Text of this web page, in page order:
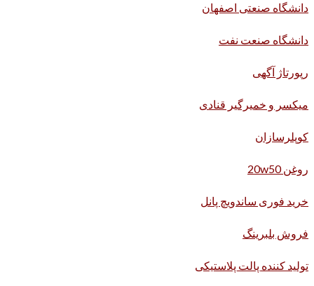
دانشگاه صنعتی اصفهان
دانشگاه صنعت نفت
رپورتاژ آگهی
میکسر و خمیرگیر قنادی
کوپلرسازان
روغن 20w50
خرید فوری ساندویچ پانل
فروش بلبرینگ
تولید کننده پالت پلاستیکی